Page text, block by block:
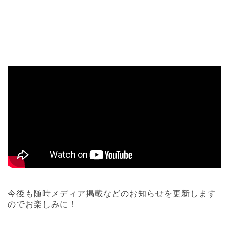
今後も随時メディア掲載などのお知らせを更新します
のでお楽しみに！